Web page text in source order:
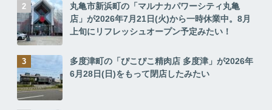
丸亀市新浜町の「マルナカパワーシティ丸亀
店」が2026年7月21日(火)から一時休業中。8月
上旬にリフレッシュオープン予定みたい！
多度津町の「ぴこぴこ精肉店 多度津」が2026年
6月28日(日)をもって閉店したみたい